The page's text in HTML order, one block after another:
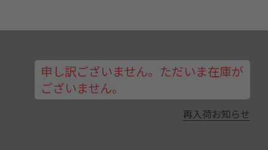
申し訳ございません。ただいま在庫が
ございません。
再入荷お知らせ